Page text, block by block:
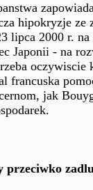
hipokryzje
lipca 2000 r.
Japonii - na
oczywiscie
francuska
jak
przeciwko